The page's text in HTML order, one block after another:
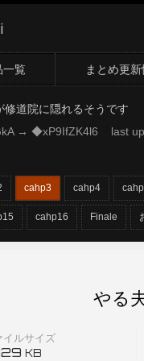
一覧 まとめ更
修道院に隠れるそうです
→ ◆xP9IfZK4l6 last
cahp3 cahp4
cahp16 Finale
イルサイズ
KB
やる